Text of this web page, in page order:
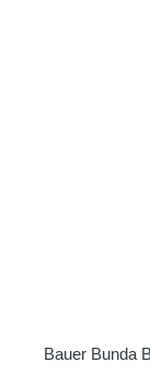
Bauer Bunda